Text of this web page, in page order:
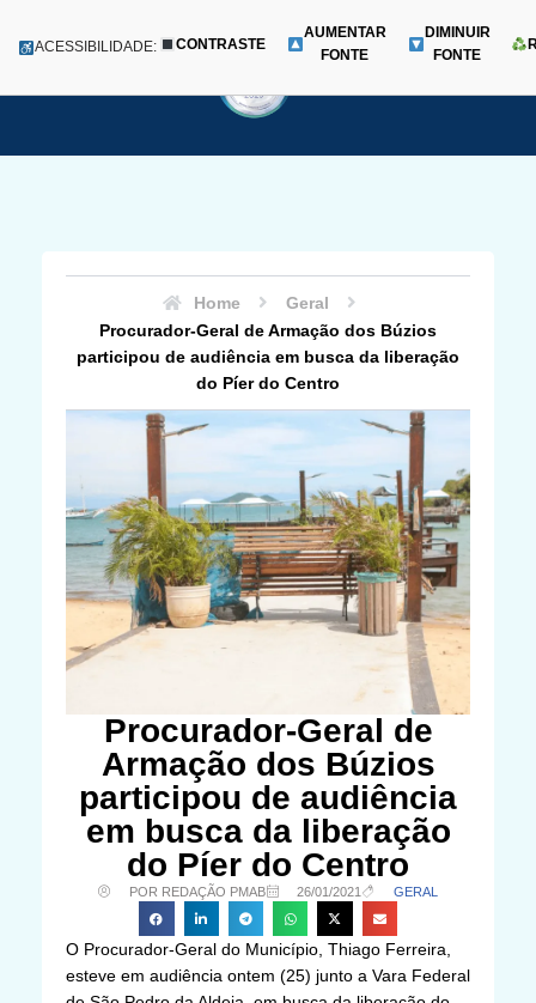
para
Menu
ACESSIBILIDADE: CONTRASTE
AUMENTAR
FONTE
DIMINUIR
FONTE
Home
Geral
Procurador-Geral de Armação dos Búzios
participou de audiência em busca da liberação
do Píer do Centro
Procurador-Geral de
Armação dos Búzios
participou de audiência
em busca da liberação
do Píer do Centro
POR REDAÇÃO PMAB 26/01/2021 GERAL
O Procurador-Geral do Município, Thiago Ferreira,
esteve em audiência ontem (25) junto a Vara Federal